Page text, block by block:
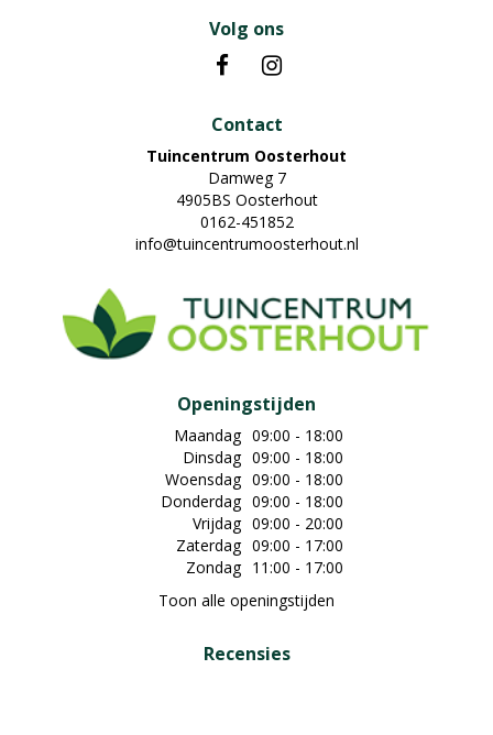
Volg ons
Contact
Tuincentrum Oosterhout
Damweg 7
4905BS Oosterhout
0162-451852
info@tuincentrumoosterhout.nl
Openingstijden
Maandag 09:00 - 18:00
Dinsdag 09:00 - 18:00
Woensdag 09:00 - 18:00
Donderdag 09:00 - 18:00
Vrijdag 09:00 - 20:00
Zaterdag 09:00 - 17:00
Zondag 11:00 - 17:00
Toon alle openingstijden
Recensies